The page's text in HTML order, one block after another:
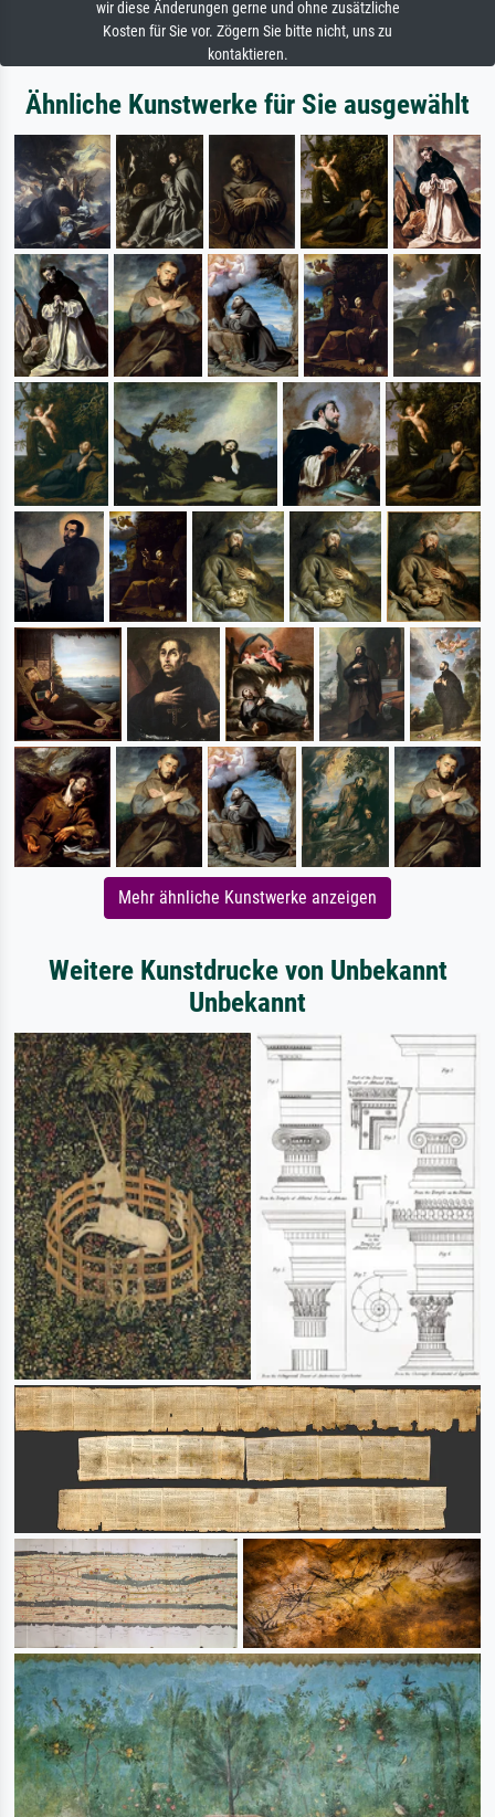
wir diese Änderungen gerne und ohne zusätzliche
Kosten für Sie vor. Zögern Sie bitte nicht, uns zu
kontaktieren.
Ähnliche Kunstwerke für Sie ausgewählt
Mehr ähnliche Kunstwerke anzeigen
Weitere Kunstdrucke von Unbekannt
Unbekannt